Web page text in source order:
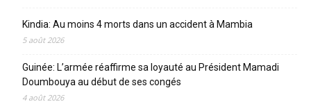
Kindia: Au moins 4 morts dans un accident à Mambia
5 août 2026
Guinée: L’armée réaffirme sa loyauté au Président Mamadi
Doumbouya au début de ses congés
4 août 2026